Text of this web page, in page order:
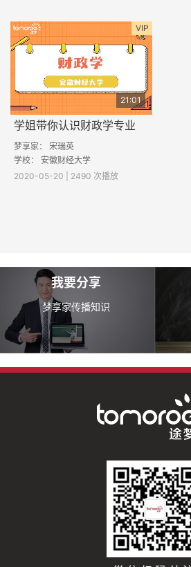
VIP
21:01
学姐带你认识财政学专业
梦享家： 宋瑞英
学校： 安徽财经大学
2020-05-20 | 2490 次播放
我要分享
梦享家传播知识